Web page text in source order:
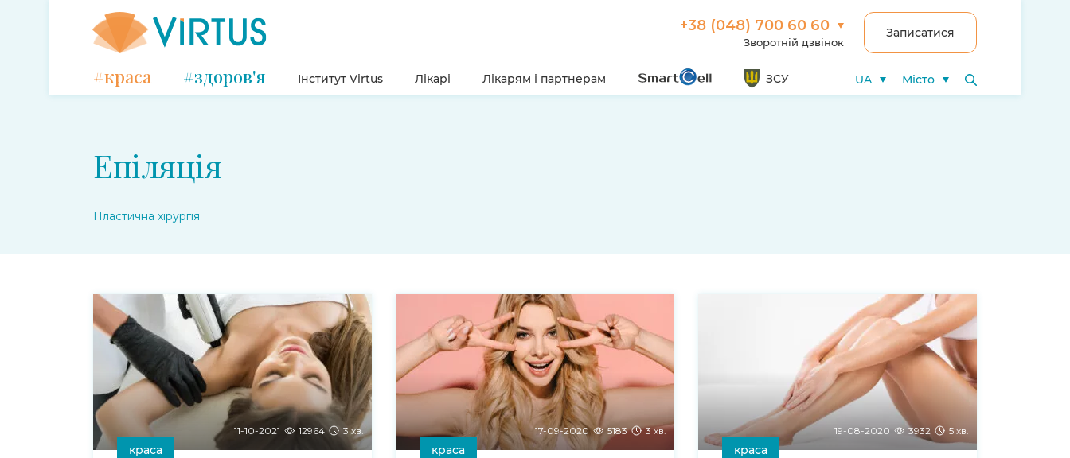
+38 (048) 700 60 60
Зворотній дзвінок
Записатися
#краса #здоров'я Інститут Virtus Лікарі Лікарям і партнерам ЗСУ UA Місто
Епіляція
Пластична хірургія
11-10-2021 12964 3 хв.
краса
17-09-2020 5183 3 хв.
краса
19-08-2020 3932 5 хв.
краса